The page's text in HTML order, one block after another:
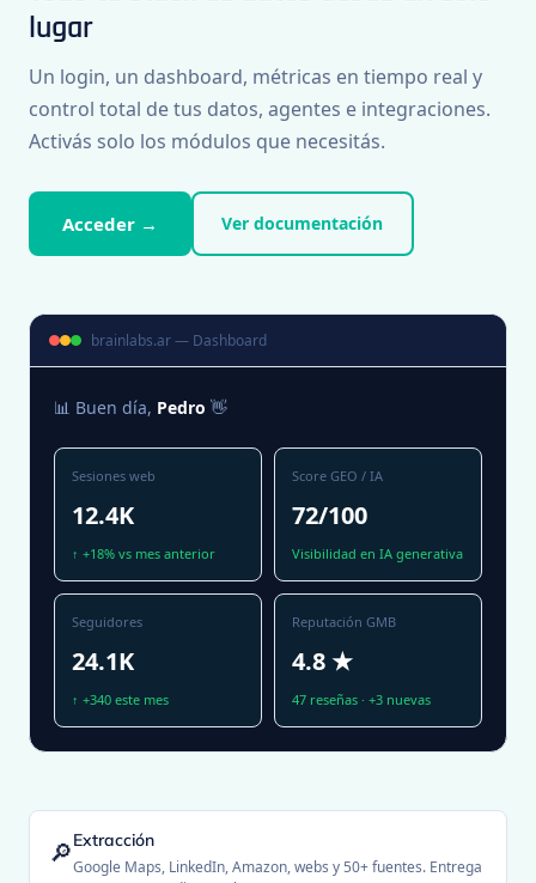
lugar
Un login, un dashboard, métricas en tiempo real y
control total de tus datos, agentes e integraciones.
Activás solo los módulos que necesitás.
Acceder → Ver documentación
brainlabs.ar — Dashboard
📊 Buen día, Pedro 👋
Sesiones web
12.4K
↑ +18% vs mes anterior
Score GEO / IA
72/100
Visibilidad en IA generativa
Seguidores
24.1K
↑ +340 este mes
Reputación GMB
4.8 ★
47 reseñas · +3 nuevas
🔎Extracción
Google Maps, LinkedIn, Amazon, webs y 50+ fuentes. Entrega